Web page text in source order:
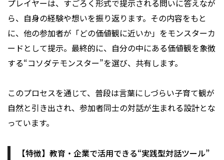
プレイヤーは、すごろく形式で提示される問いに答えなが
ら、自身の経験や想いを振り返ります。その内容をもと
に、他の参加者が「どの価値観に近いか」をモンスターカ
ードとして提示。最終的に、自分の中にある価値観を象徴
する“コソダテモンスター”を選び、共有します。
このプロセスを通じて、普段は言葉にしづらい子育て観が
自然と引き出され、参加者同士の対話が生まれる設計とな
っています。
【特徴】教育・企業で活用できる“実践型対話ツール”